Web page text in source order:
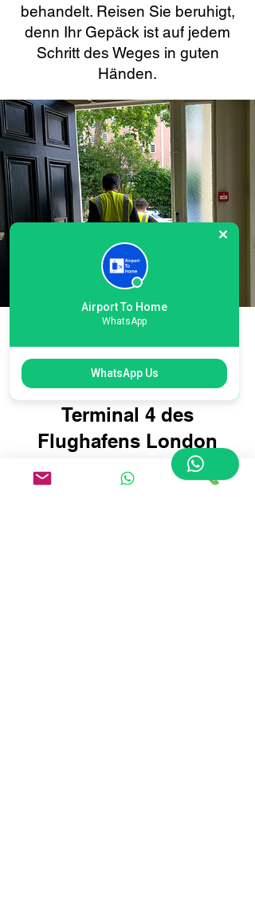
behandelt. Reisen Sie beruhigt,
denn Ihr Gepäck ist auf jedem
Schritt des Weges in guten
Händen.
Buchung für die
Gepäcklieferung am
Terminal 4 des
Flughafens London
Heathrow: Reisen Sie
Airport To Home
WhatsApp
WhatsApp Us